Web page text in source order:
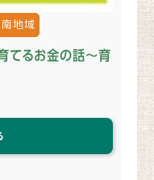
南地域
てるお金の話～育